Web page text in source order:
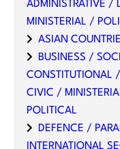
ADMINISTRATIVE /
MINISTERIAL /
ASIAN
BUSINESS /
CONSTITUTIONAL
CIVIC /
POLITICAL
DEFENCE /
INTERNATIONAL